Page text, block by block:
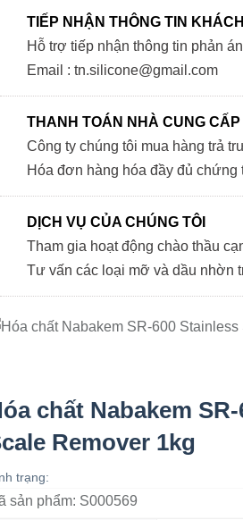
TIẾP NHẬN THÔNG TIN
Hỗ trợ tiếp nhận thông tin phản
Email : tn.silicone@gmail.com
THANH TOÁN NHÀ CUNG CẤP
Công ty chúng tôi mua hàng trả
Hóa đơn hàng hóa đầy đủ chứng
DỊCH VỤ CỦA CHÚNG TÔI
Tham gia hoạt động chào thầu
Tư vấn các loại mỡ và dầu nhờn
chất Nabakem
Remover 1kg
trạng:
sản phẩm: S000569